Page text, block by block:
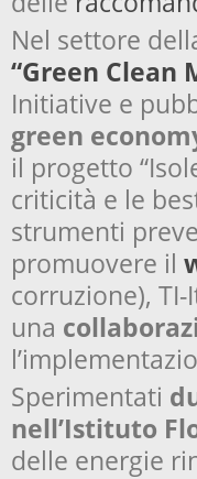
Nel settore
“Green Clean
Initiative e
green
il progetto
criticità e le
strumenti
promuovere il
corruzione),
una
Sperimentati
nell’Istituto
delle energie